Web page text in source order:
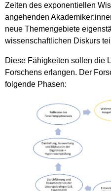
Zeiten des exponentiellen
angehenden
neue Themengebiete
wissenschaftlichen Diskurs
Diese Fähigkeiten sollen die
Forschens erlangen. Der
folgende Phasen: